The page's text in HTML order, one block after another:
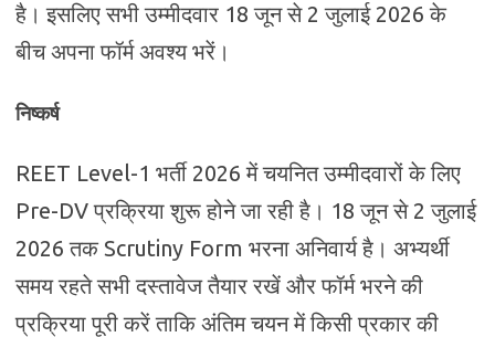
है। इसलिए सभी उम्मीदवार 18 जून से 2 जुलाई 2026 के
बीच अपना फॉर्म अवश्य भरें।
निष्कर्ष
REET Level-1 भर्ती 2026 में चयनित उम्मीदवारों के लिए
Pre-DV प्रक्रिया शुरू होने जा रही है। 18 जून से 2 जुलाई
2026 तक Scrutiny Form भरना अनिवार्य है। अभ्यर्थी
समय रहते सभी दस्तावेज तैयार रखें और फॉर्म भरने की
प्रक्रिया पूरी करें ताकि अंतिम चयन में किसी प्रकार की